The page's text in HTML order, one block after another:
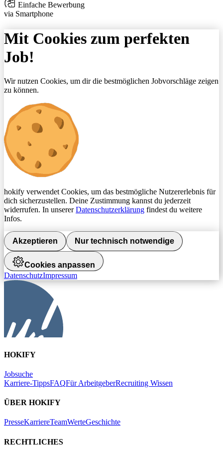
Einfache Bewerbung
via Smartphone
Mit Cookies zum perfekten
Job!
Wir nutzen Cookies, um dir die bestmöglichen Jobvorschläge zeigen
zu können.
hokify verwendet Cookies, um das bestmögliche Nutzererlebnis für
dich sicherzustellen. Deine Zustimmung kannst du jederzeit
widerrufen. In unsererDatenschutzerklärung findest du weitere
Infos.
Akzeptieren Nur technisch notwendige
Cookies anpassen
DatenschutzImpressum
HOKIFY
Jobsuche
Karriere-TippsFAQFür ArbeitgeberRecruiting Wissen
ÜBER HOKIFY
PresseKarriereTeamWerteGeschichte
RECHTLICHES